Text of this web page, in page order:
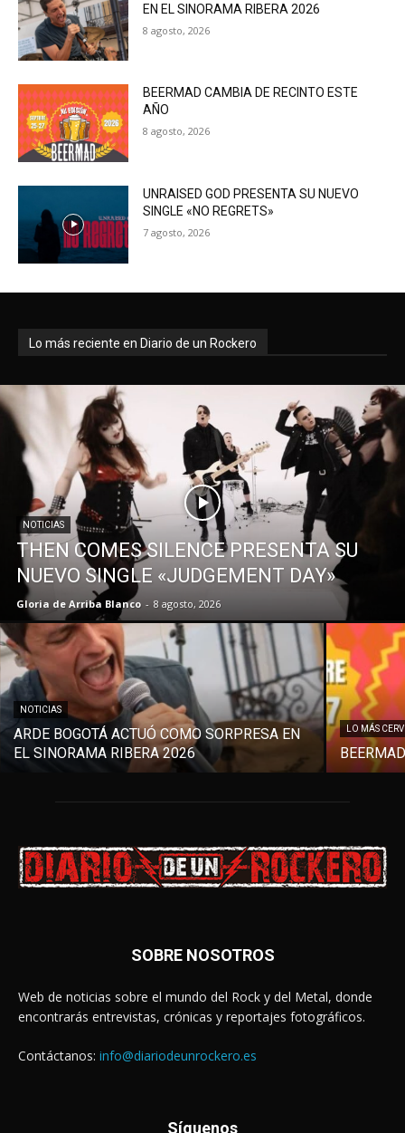
EN EL SINORAMA RIBERA 2026
8 agosto, 2026
BEERMAD CAMBIA DE RECINTO ESTE
AÑO
8 agosto, 2026
UNRAISED GOD PRESENTA SU NUEVO
SINGLE «NO REGRETS»
7 agosto, 2026
Lo más reciente en Diario de un Rockero
NOTICIAS
THEN COMES SILENCE PRESENTA SU
NUEVO SINGLE «JUDGEMENT DAY»
Gloria de Arriba Blanco - 8 agosto, 2026
NOTICIAS
ARDE BOGOTÁ ACTUÓ COMO SORPRESA EN
EL SINORAMA RIBERA 2026
LO MÁS
SOBRE NOSOTROS
Web de noticias sobre el mundo del Rock y del Metal, donde
encontrarás entrevistas, crónicas y reportajes fotográficos.
Contáctanos: info@diariodeunrockero.es
Síguenos